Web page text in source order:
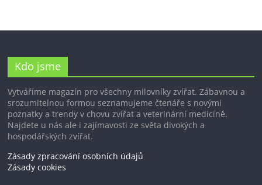
Kdo jsme
Vytváříme magazín pro všechny milovníky zvířat. Zábavnou a
srozumitelnou formou seznamujeme čtenáře s novými
poznatky a trendy v chovu zvířat a veterinární medicíně.
Najdete u nás ale i zajímavosti ze světa divokých a
hospodářských zvířat.
Zásady zpracování osobních údajů
Zásady cookies